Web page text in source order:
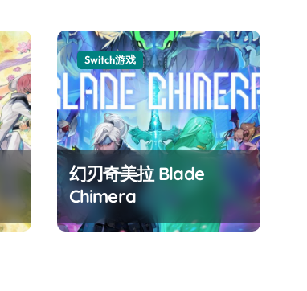
Switch游戏
幻刃奇美拉 Blade
Chimera